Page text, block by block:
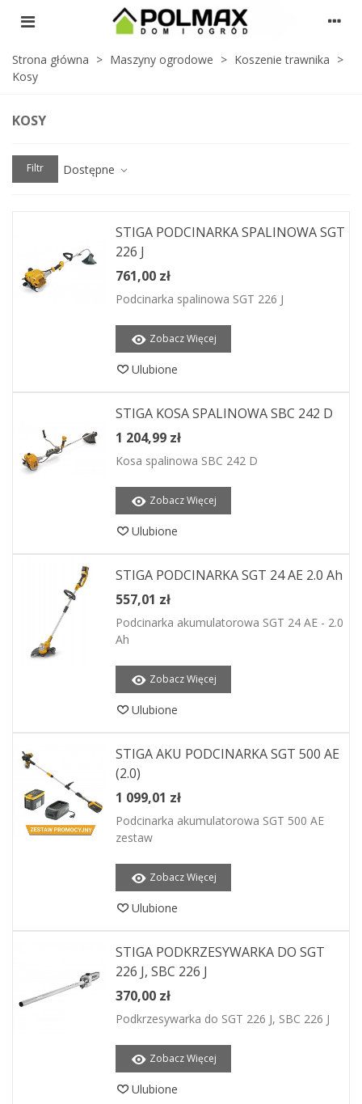
Strona główna > Maszyny ogrodowe > Koszenie trawnika >
Kosy
KOSY
Filtr Dostępne
STIGA PODCINARKA SPALINOWA SGT
226 J
761,00 zł
Podcinarka spalinowa SGT 226 J
Zobacz Więcej
Ulubione
STIGA KOSA SPALINOWA SBC 242 D
1 204,99 zł
Kosa spalinowa SBC 242 D
Zobacz Więcej
Ulubione
STIGA PODCINARKA SGT 24 AE 2.0 Ah
557,01 zł
Podcinarka akumulatorowa SGT 24 AE - 2.0
Ah
Zobacz Więcej
Ulubione
STIGA AKU PODCINARKA SGT 500 AE
(2.0)
1 099,01 zł
Podcinarka akumulatorowa SGT 500 AE
zestaw
Zobacz Więcej
Ulubione
STIGA PODKRZESYWARKA DO SGT
226 J, SBC 226 J
370,00 zł
Podkrzesywarka do SGT 226 J, SBC 226 J
Zobacz Więcej
Ulubione